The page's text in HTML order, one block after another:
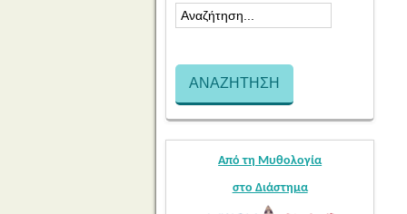
Από τη Μυθολογία
στο Διάστημα